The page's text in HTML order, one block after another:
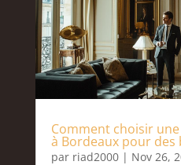
Comment choisir
à Bordeaux pour des
par riad2000| Nov 26,